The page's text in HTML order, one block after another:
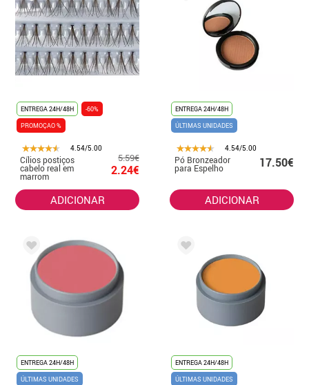
ENTREGA 24H/48H
-60%
PROMOÇAO %
4.54/5.00
Cílios postiços
cabelo real em
marrom
5.59€
2.24€
ADICIONAR
ENTREGA 24H/48H
ÚLTIMAS UNIDADES
4.54/5.00
Pó Bronzeador
para Espelho 17.50€
ADICIONAR
ENTREGA 24H/48H
ÚLTIMAS UNIDADES
ENTREGA 24H/48H
ÚLTIMAS UNIDADES